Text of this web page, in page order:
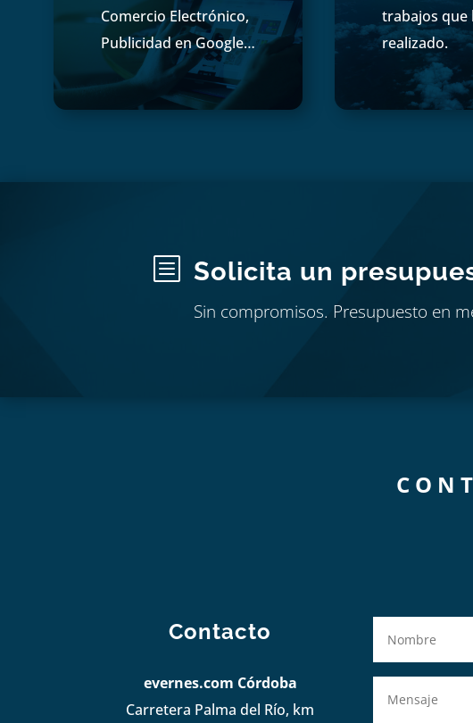
Comercio Electrónico,
Publicidad en Google…
trabajos que
realizado.
b Solicita un
Sin compromisos. Presupuesto en
Contacto
evernes.com Córdoba
Carretera Palma del Río, km